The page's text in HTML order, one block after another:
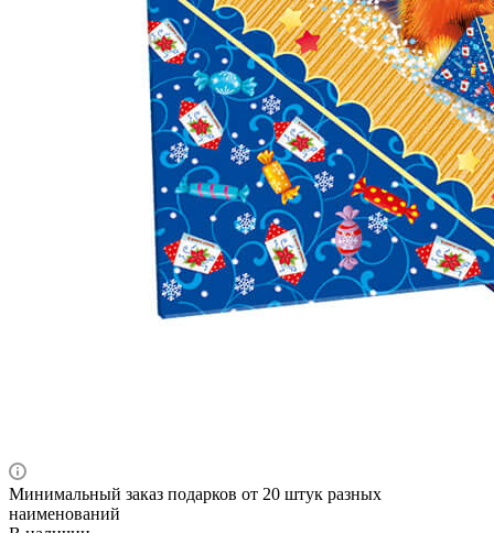
Минимальный заказ подарков от 20 штук разных
наименований